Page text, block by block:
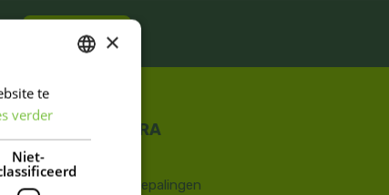
Inschrijven
Contact
​Wettelijke bepalingen
×
te
verder
Niet-